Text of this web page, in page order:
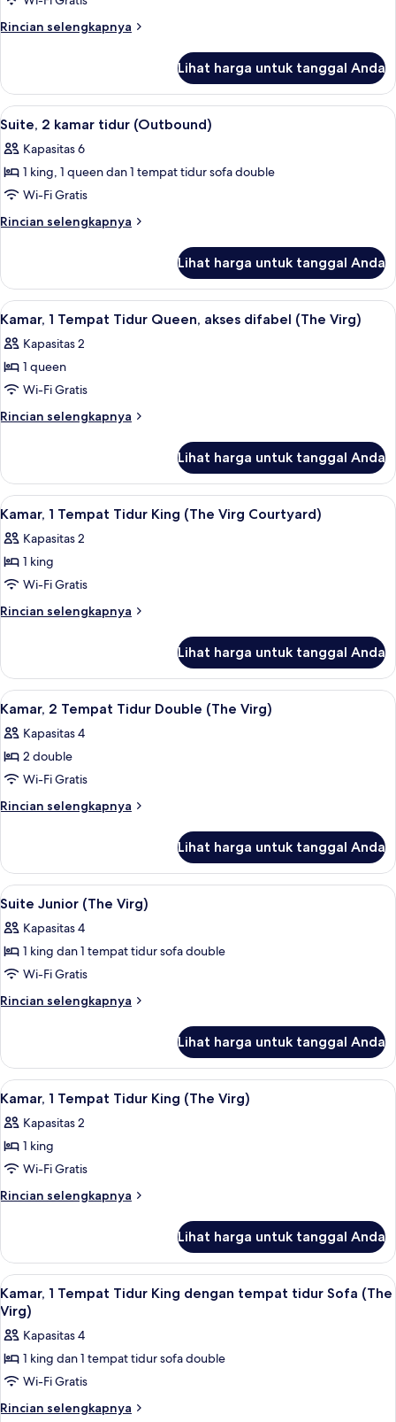
tidur
Sofa,
akses
(Outbound
Rincian selengkapnya
Rincian
Suite
(Outbound
King)
Lihat harga untuk tanggal Anda
Lihat
semua
foto
untuk
Suite,
2
(Outbound)
Brankas, meja kerja, ruang kerja
9
Suite, 2 kamar tidur (Outbound)
Kapasitas 6
1 king, 1 queen dan 1 tempat tidur sofa double
Wi-Fi Gratis
Rincian selengkapnya
Rincian
Suite,
kamar
(Outbound)
Lihat harga untuk tanggal Anda
Lihat
semua
foto
untuk
Kamar,
1
Queen,
akses
difabel
(The
Virg)
Brankas, meja kerja, ruang kerja
9
Kamar, 1 Tempat Tidur Queen, akses difabel (The Virg)
Kapasitas 2
1 queen
Wi-Fi Gratis
Rincian selengkapnya
Rincian
Kamar,
Tempat
Queen,
akses
(The
Virg)
Lihat harga untuk tanggal Anda
Lihat
semua
foto
untuk
Kamar,
1
King
(The
Virg
Courtyard)
Brankas, meja kerja, ruang kerja
9
Kamar, 1 Tempat Tidur King (The Virg Courtyard)
Kapasitas 2
1 king
Wi-Fi Gratis
Rincian selengkapnya
Rincian
Kamar,
Tempat
King
(The
Courtyard)
Lihat harga untuk tanggal Anda
Lihat
semua
foto
untuk
Kamar,
2
Double
(The
Virg)
Shower, pancuran hujan,
8
Kamar, 2 Tempat Tidur Double (The Virg)
Kapasitas 4
2 double
Wi-Fi Gratis
Rincian selengkapnya
Rincian
Kamar,
Tempat
Double
(The
Lihat harga untuk tanggal Anda
Lihat
semua
foto
untuk
Suite
Junior
Brankas, meja kerja, ruang kerja
8
Suite Junior (The Virg)
Kapasitas 4
1 king dan 1 tempat tidur sofa double
Wi-Fi Gratis
Rincian selengkapnya
Rincian
Suite
Junior
(The
Lihat harga untuk tanggal Anda
Lihat
semua
foto
untuk
Kamar,
1
King
(The
Virg)
Brankas, meja kerja, ruang kerja
8
Kamar, 1 Tempat Tidur King (The Virg)
Kapasitas 2
1 king
Wi-Fi Gratis
Rincian selengkapnya
Rincian
Kamar,
Tempat
Tidur
King
(The
Virg)
Lihat harga untuk tanggal Anda
Lihat
semua
foto
untuk
Kamar,
1
Tempat
Kamar, 1 Tempat Tidur King
6
Kamar, 1 Tempat Tidur King dengan tempat tidur Sofa (The
Virg)
Kapasitas 4
1 king dan 1 tempat tidur sofa double
Wi-Fi Gratis
Rincian selengkapnya
Rincian